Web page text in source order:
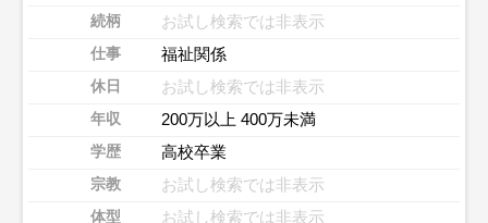
続柄 お試し検索では非表示
仕事 福祉関係
休日 お試し検索では非表示
年収 200万以上 400万未満
学歴 高校卒業
宗教 お試し検索では非表示
体型 お試し検索では非表示